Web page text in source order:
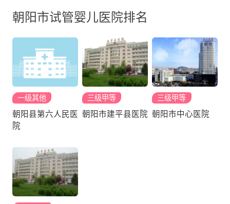
朝阳市试管婴儿医院排名
一级其他
朝阳县第六人民医
院
三级甲等
朝阳市建平县医院
三级甲等
朝阳市中心医院